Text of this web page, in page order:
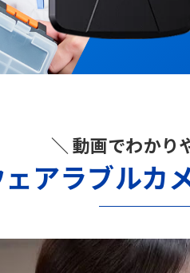
＼ 動画でわかり
アラブルカ